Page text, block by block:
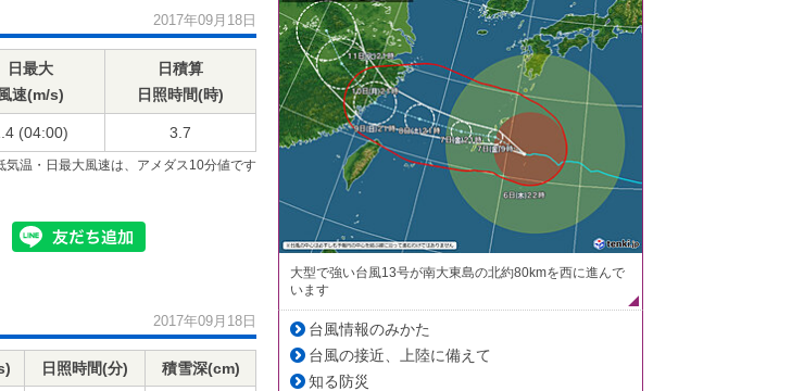
2017年09月18日
日最大
速(m/s)
日積算
日照時間(時)
(04:00) 3.7
温・日最大風速は、アメダス10分値です
2017年09月18日
日照時間(分) 積雪深(cm)
大型で強い台風13号が南大東島の北約80kmを西に進んで
います
台風情報のみかた
台風の接近、上陸に備えて
知る防災